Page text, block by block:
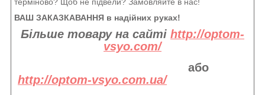
ВАШ ЗАКАЗКАВАННЯ в надійних руках!
Більше товару на сайті http://optom-
vsyo.com/
або
http://optom-vsyo.com.ua/